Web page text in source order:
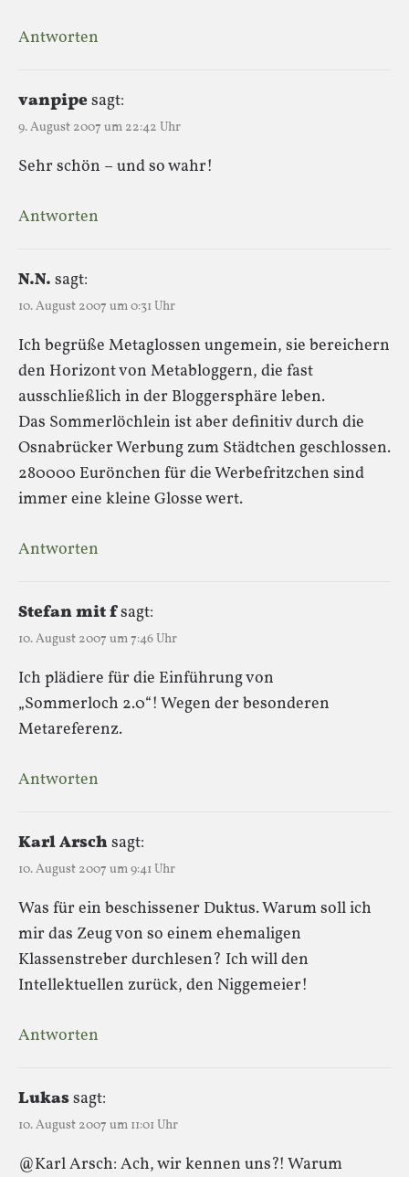
Antworten
vanpipesagt:
9. August 2007 um 22:42 Uhr
Sehr schön – und so wahr!
Antworten
N.N. sagt:
10. August 2007 um 0:31 Uhr
Ich begrüße Metaglossen ungemein, sie bereichern
den Horizont von Metabloggern, die fast
ausschließlich in der Bloggersphäre leben.
Das Sommerlöchlein ist aber definitiv durch die
Osnabrücker Werbung zum Städtchen geschlossen.
280000 Eurönchen für die Werbefritzchen sind
immer eine kleine Glosse wert.
Antworten
Stefan mit fsagt:
10. August 2007 um 7:46 Uhr
Ich plädiere für die Einführung von
„Sommerloch 2.0“! Wegen der besonderen
Metareferenz.
Antworten
Karl Arsch sagt:
10. August 2007 um 9:41 Uhr
Was für ein beschissener Duktus. Warum soll ich
mir das Zeug von so einem ehemaligen
Klassenstreber durchlesen? Ich will den
Intellektuellen zurück, den Niggemeier!
Antworten
Lukassagt:
10. August 2007 um 11:01 Uhr
@Karl Arsch: Ach, wir kennen uns?! Warum